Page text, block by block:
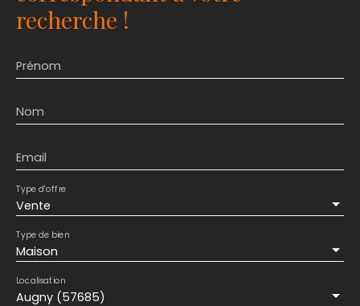
recherche !
Prénom
Nom
Email
Vente
Type d'offre
Maison
Type de bien
Augny (57685)
Localisation